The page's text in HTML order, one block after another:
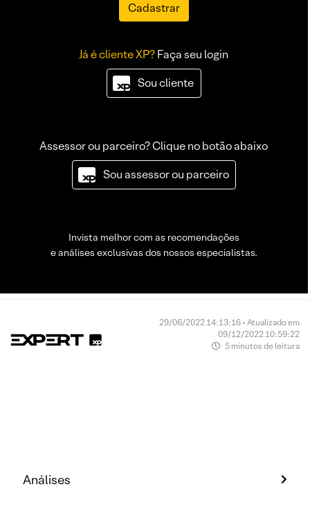
Cadastrar
Já é cliente XP?Faça seu login
Sou cliente
Assessor ou parceiro? Clique no botão abaixo
Sou assessor ou parceiro
Invista melhor com as recomendações
e análises exclusivas dos nossos especialistas.
29/06/2022 14:13:16 • Atualizado em
09/12/2022 10:59:22
5 minutos de leitura
Análises